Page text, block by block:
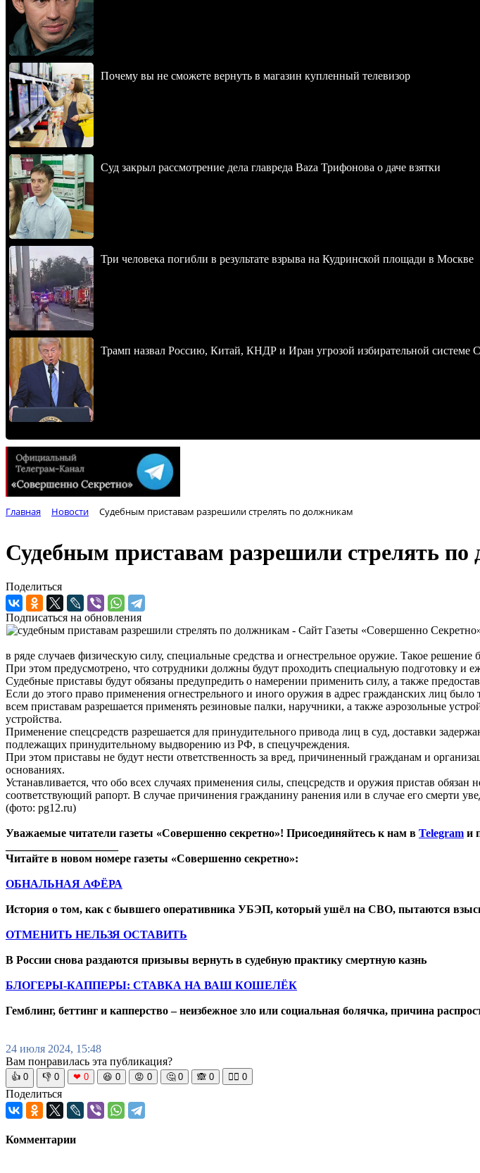
Почему вы не сможете вернуть в магазин купленный телевизор
Суд закрыл рассмотрение дела главреда Baza Трифонова о даче взятки
Три человека погибли в результате взрыва на Кудринской площади в Москве
Трамп назвал Россию, Китай, КНДР и Иран угрозой избирательной
Главная Новости Судебным приставам разрешили стрелять по должникам
Судебным приставам разрешили стрелять
Поделиться
Подписаться на обновления
в ряде случаев физическую силу, специальные средства и огнестрельное оружие. Такое
При этом предусмотрено, что сотрудники должны будут проходить специальную подготовку и
Судебные приставы будут обязаны предупредить о намерении применить силу, а также
Если до этого право применения огнестрельного и иного оружия в адрес гражданских лиц
всем приставам разрешается применять резиновые палки, наручники, а также аэрозольные
устройства.
Применение спецсредств разрешается для принудительного привода лиц в суд, доставки
подлежащих принудительному выдворению из РФ, в спецучреждения.
При этом приставы не будут нести ответственность за вред, причиненный гражданам и
основаниях.
Устанавливается, что обо всех случаях применения силы, спецсредств и оружия пристав
соответствующий рапорт. В случае причинения гражданину ранения или в случае его смерти
(фото: pg12.ru)
Уважаемые читатели газеты «Совершенно секретно»! Присоединяйтесь к нам в Telegram и
Читайте в новом номере газеты «Совершенно секретно»:
ОБНАЛЬНАЯ АФЁРА
История о том, как с бывшего оперативника УБЭП, который ушёл на СВО, пытаются
ОТМЕНИТЬ НЕЛЬЗЯ ОСТАВИТЬ
В России снова раздаются призывы вернуть в судебную практику смертную казнь
БЛОГЕРЫ-КАППЕРЫ: СТАВКА НА ВАШ КОШЕЛЁК
Гемблинг, беттинг и капперство – неизбежное зло или социальная болячка, причина
24 июля 2024, 15:48
Вам понравилась эта публикация?
👍 0 👎 0 ❤ 0 😆 0 😡 0 🤔 0 🙈 0 🧘‍♀️ 0
Поделиться
Комментарии